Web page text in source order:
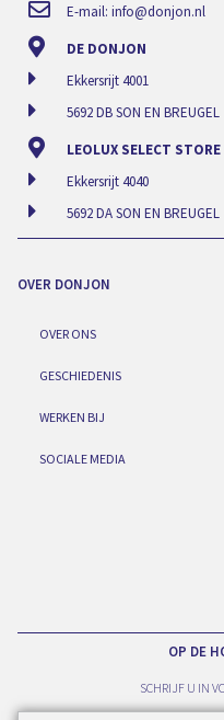
E-mail: info@donjon.nl
DE DONJON
Ekkersrijt 4001
5692 DB SON EN BREUGEL
LEOLUX SELECT STORE
Ekkersrijt 4040
5692 DA SON EN BREUGEL
OVER DONJON
OVER ONS
GESCHIEDENIS
WERKEN BIJ
SOCIALE MEDIA
OP DE
SCHRIJF U IN